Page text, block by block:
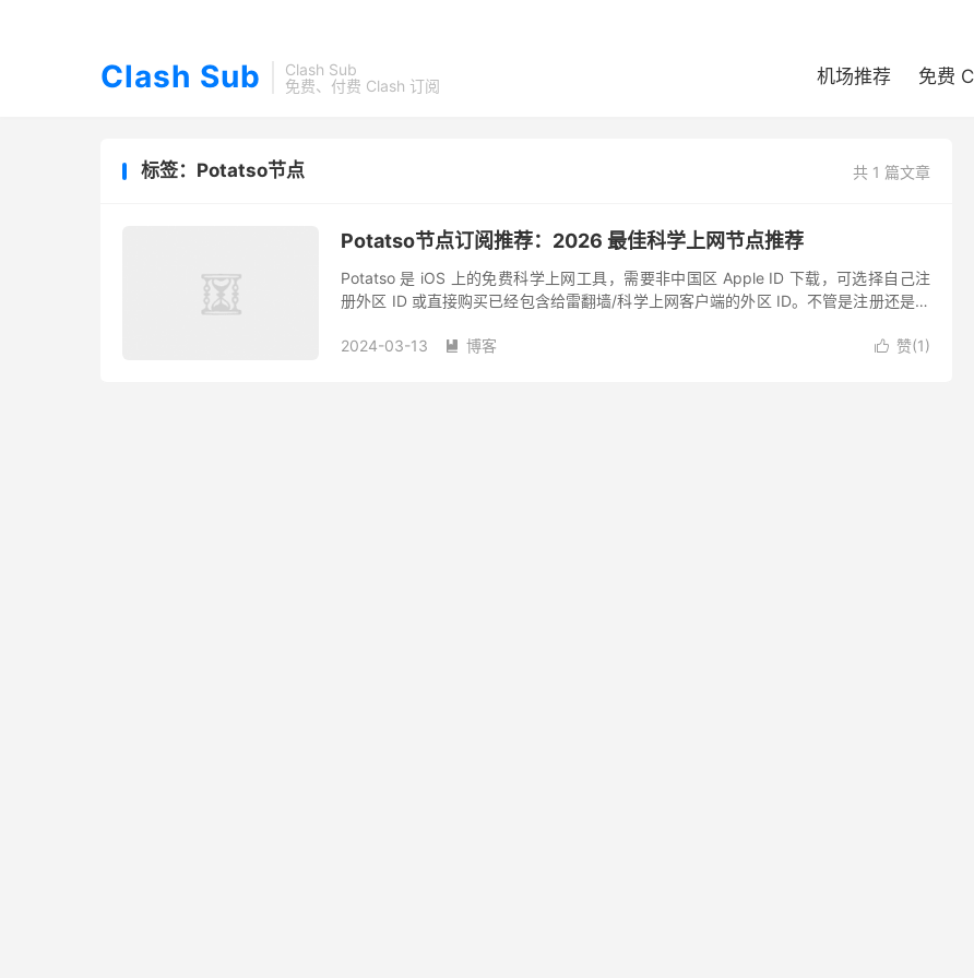
Clash Sub
Clash Sub
免费、付费 Clash 订阅
机场推荐 免费
共 1 篇文章
标签：Potatso节点
Potatso节点订阅推荐：2026 最佳科学上网节点推荐
Potatso 是 iOS 上的免费科学上网工具，需要非中国区 Apple ID 下载，可选择自己注
册外区 ID 或直接购买已经包含给雷翻墙/科学上网客户端的外区 ID。不管是注册还是买
 赞(1)
2024-03-13  博客